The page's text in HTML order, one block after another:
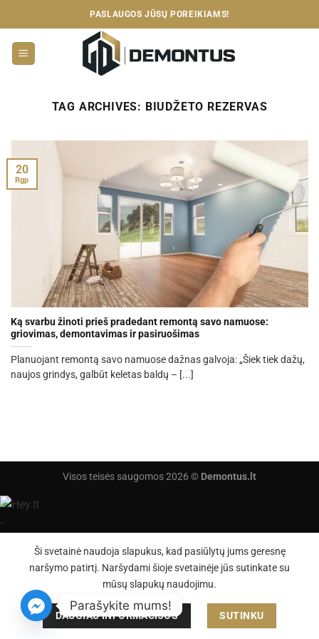
to
content
PASLAUGOS JŪSŲ POREIKIAMS!
TAG ARCHIVES: BIUDŽETO REZERVAS
Ką svarbu žinoti prieš pradedant remontą savo namuose:
griovimas, demontavimas ir pasiruošimas
Planuojant remontą savo namuose dažnas galvoja: „Šiek tiek dažų,
naujos grindys, galbūt keletas baldų – [...]
20
Rgp
Visos teisės saugomos 2026 © Demontus.lt
Ši svetainė naudoja slapukus, kad pasiūlytų jums geresnę
naršymo patirtį. Naršydami šioje svetainėje jūs sutinkate su
mūsų slapukų naudojimu.
DAUGIAU INFORMACIJOS SUTINKU
Parašykite mums!